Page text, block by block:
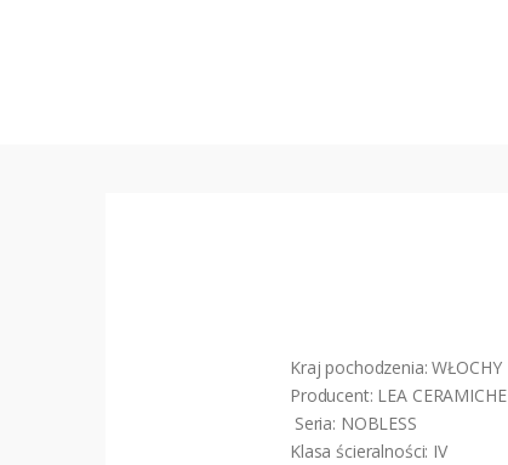
Kraj pochodzenia: WŁOCHY
Producent: LEA CERAMICHE
Seria: NOBLESS
Klasa ścieralności: IV